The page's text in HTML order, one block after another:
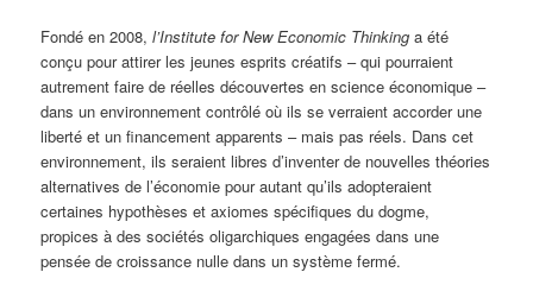
Fondé en 2008,l’Institute for New Economic Thinking a été
conçu pour attirer les jeunes esprits créatifs – qui pourraient
autrement faire de réelles découvertes en science économique –
dans un environnement contrôlé où ils se verraient accorder une
liberté et un financement apparents – mais pas réels. Dans cet
environnement, ils seraient libres d’inventer de nouvelles théories
alternatives de l’économie pour autant qu’ils adopteraient
certaines hypothèses et axiomes spécifiques du dogme,
propices à des sociétés oligarchiques engagées dans une
pensée de croissance nulle dans un système fermé.